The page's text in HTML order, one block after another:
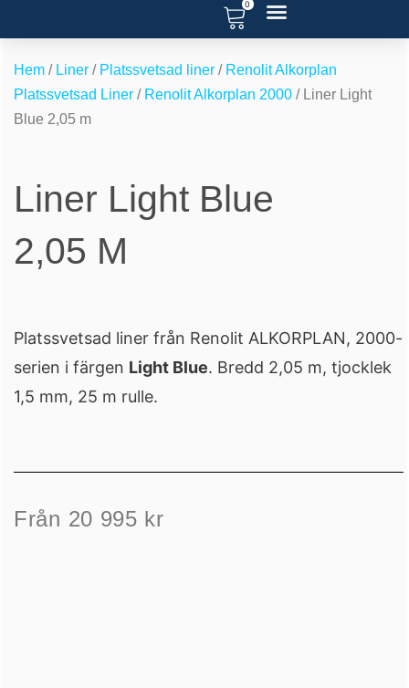
till
innehåll
0
Hem / Liner / Platssvetsad liner / Renolit Alkorplan
Platssvetsad Liner / Renolit Alkorplan 2000 / Liner Light
Blue 2,05 m
Liner Light Blue
2,05 M
Platssvetsad liner från Renolit ALKORPLAN, 2000-
serien i färgen Light Blue. Bredd 2,05 m, tjocklek
1,5 mm, 25 m rulle.
Från 20 995 kr